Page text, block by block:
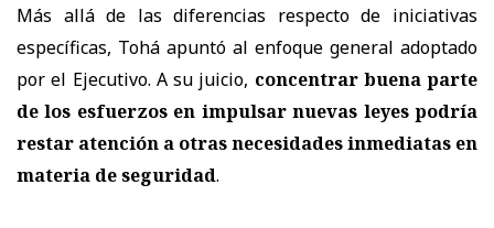
Más allá de las diferencias respecto de iniciativas
específicas, Tohá apuntó al enfoque general adoptado
por el Ejecutivo. A su juicio, concentrar buena parte
de los esfuerzos en impulsar nuevas leyes podría
restar atención a otras necesidades inmediatas en
materia de seguridad.